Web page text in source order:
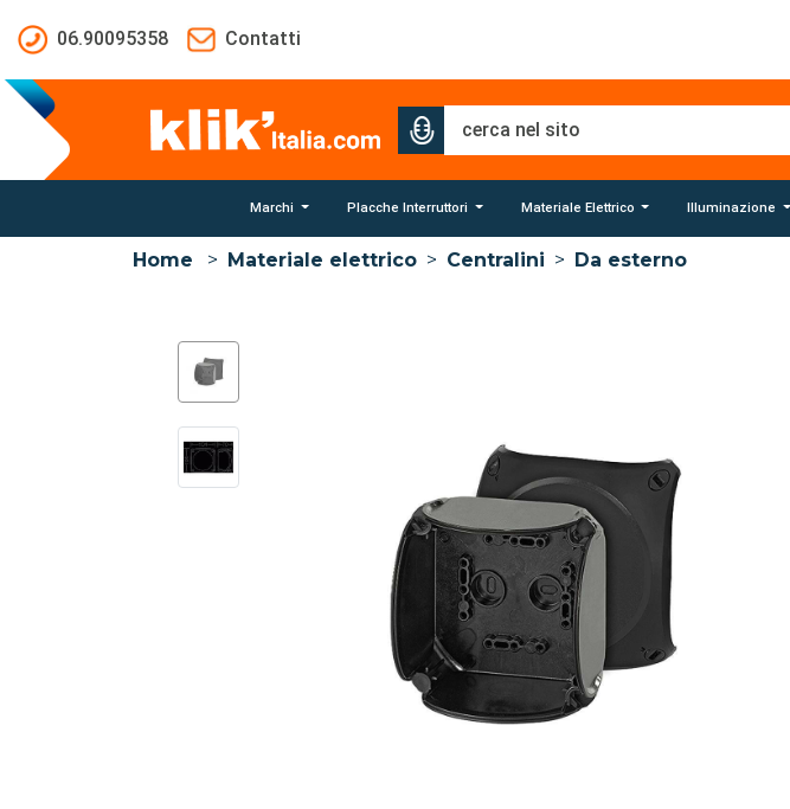
06.90095358
Contatti
Marchi Placche Interruttori Materiale Elettrico Illuminazione
Home > Materiale elettrico > Centralini > Da esterno